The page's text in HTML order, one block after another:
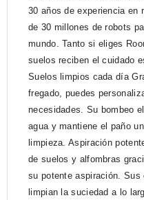
30 años de experiencia en
de 30 millones de robots
mundo. Tanto si eliges
suelos reciben el cuidado
Suelos limpios cada día
fregado, puedes
necesidades. Su bombeo
agua y mantiene el paño
limpieza. Aspiración
de suelos y alfombras
su potente aspiración. Sus
limpian la suciedad a lo